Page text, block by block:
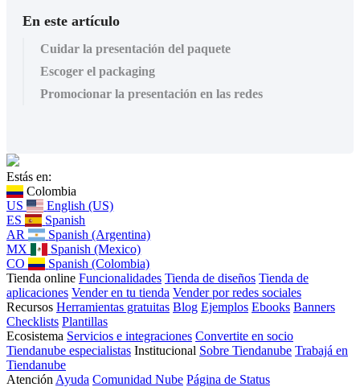
En este artículo
Cuidar la presentación del paquete
Escoger el packaging
Promocionar la presentación en las redes
Estás en:
Colombia
US
English (US)
ES
Spanish
AR
Spanish (Argentina)
MX
Spanish (Mexico)
CO
Spanish (Colombia)
Tienda online Funcionalidades Tienda de diseños Tienda de
aplicaciones Vender en tu tienda Vender por redes sociales
Recursos Herramientas gratuitas Blog Ejemplos Ebooks Banners
Checklists Plantillas
Ecosistema Servicios e integraciones Convertite en socio
Tiendanube especialistas Institucional Sobre Tiendanube Trabajá en
Tiendanube
Atención Ayuda Comunidad Nube Página de Status